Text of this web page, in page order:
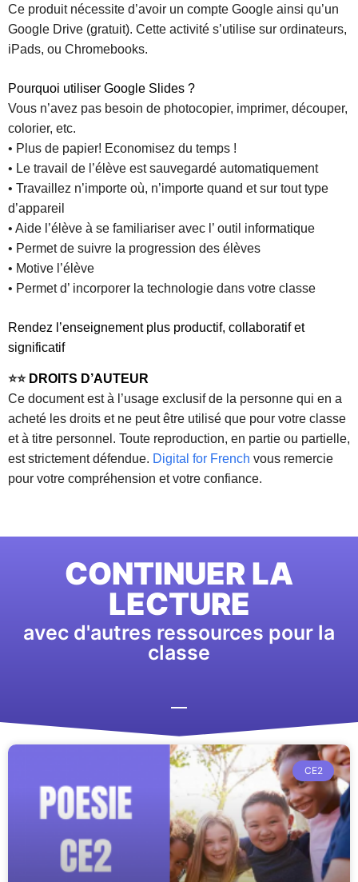
Ce produit nécessite d’avoir un compte Google ainsi qu’un
Google Drive (gratuit). Cette activité s’utilise sur ordinateurs,
iPads, ou Chromebooks.
Pourquoi utiliser Google Slides ?
Vous n’avez pas besoin de photocopier, imprimer, découper,
colorier, etc.
• Plus de papier! Economisez du temps !
• Le travail de l’élève est sauvegardé automatiquement
• Travaillez n’importe où, n’importe quand et sur tout type
d’appareil
• Aide l’élève à se familiariser avec l’ outil informatique
• Permet de suivre la progression des élèves
• Motive l’élève
• Permet d’ incorporer la technologie dans votre classe
Rendez l’enseignement plus productif, collaboratif et
significatif
⭐⭐ DROITS D’AUTEUR
Ce document est à l’usage exclusif de la personne qui en a
acheté les droits et ne peut être utilisé que pour votre classe
et à titre personnel. Toute reproduction, en partie ou partielle,
est strictement défendue. Digital for French vous remercie
pour votre compréhension et votre confiance.
CONTINUER LA
LECTURE
avec d'autres ressources pour la
classe
CE2